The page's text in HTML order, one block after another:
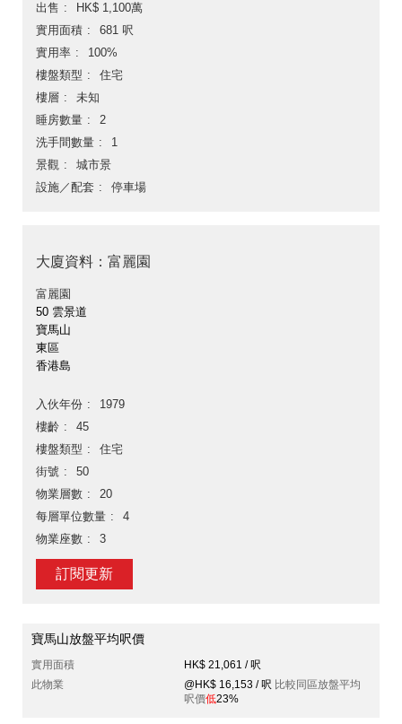
出售
HK$ 1,100萬
實用面積
681 呎
實用率
100%
樓盤類型
住宅
樓層
未知
睡房數量
2
洗手間數量
1
景觀
城市景
設施／配套
停車場
大廈資料：富麗園
富麗園
50 雲景道
寶馬山
東區
香港島
入伙年份
1979
樓齡
45
樓盤類型
住宅
街號
50
物業層數
20
每層單位數量
4
物業座數
3
訂閱更新
寶馬山放盤平均呎價
實用面積
HK$ 21,061 / 呎
此物業
@HK$ 16,153 / 呎 比較同區放盤平均
呎價低23%